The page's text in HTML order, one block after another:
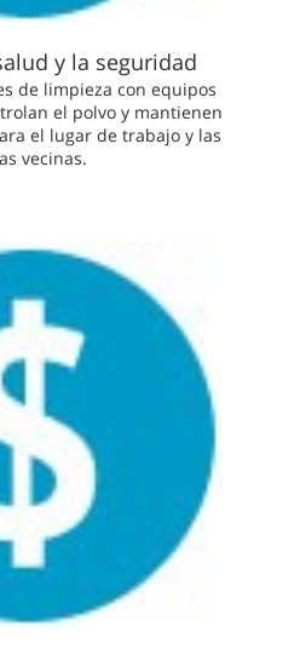
y la seguridad
de limpieza con equipos
el polvo y mantienen
el lugar de trabajo y las
vecinas.